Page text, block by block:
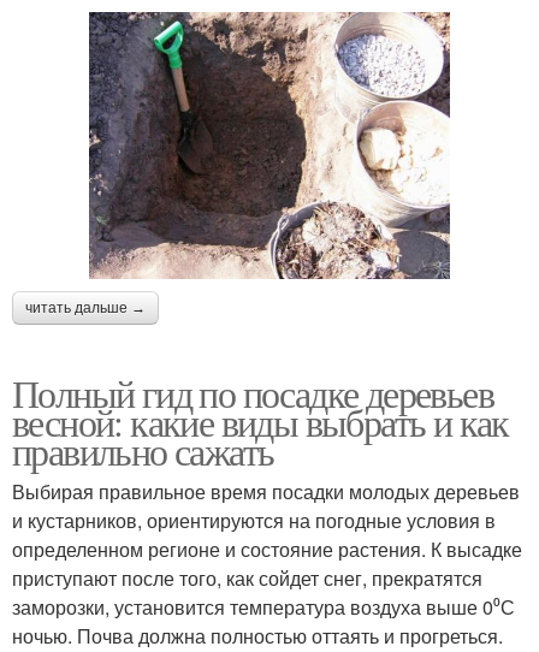
читать дальше →
Полный гид по посадке деревьев
весной: какие виды выбрать и как
правильно сажать
Выбирая правильное время посадки молодых деревьев
и кустарников, ориентируются на погодные условия в
определенном регионе и состояние растения. К высадке
приступают после того, как сойдет снег, прекратятся
заморозки, установится температура воздуха выше 0⁰С
ночью. Почва должна полностью оттаять и прогреться.